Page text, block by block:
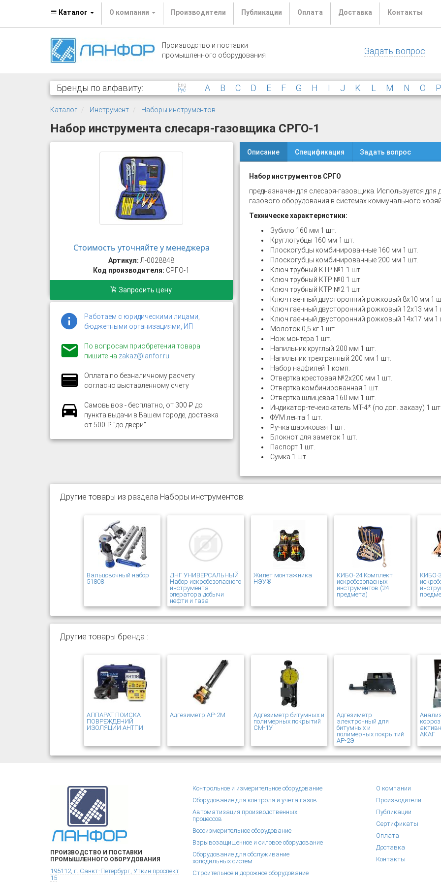
Каталог О компании Производители Публикации Оплата Доставка Контакты
Производство и поставки
промышленного оборудования
Задать вопрос
Бренды по алфавиту:
Eng
Рус
A B C D E F G H I J K L M N O
Каталог Инструмент Наборы инструментов
Набор инструмента слесаря-газовщика СРГО-1
Стоимость уточняйте у менеджера
Артикул: Л-0028848
Код производителя: СРГО-1
Запросить цену
Работаем с юридическими лицами,
бюджетными организациями, ИП
По вопросам приобретения товара
пишите на zakaz@lanfor.ru
Оплата по безналичному расчету
согласно выставленному счету
Самовывоз - бесплатно, от 300 ₽ до
пункта выдачи в Вашем городе, доставка
от 500 ₽ "до двери"
Описание Спецификация Задать вопрос
Набор инструментов СРГО
предназначен для слесаря-газовщика. Используется
газового оборудования в системах коммунального
Техническе характеристики:
Зубило 160 мм 1 шт.
Круглогубцы 160 мм 1 шт.
Плоскогубцы комбинированные 160 мм 1 шт.
Плоскогубцы комбинированные 200 мм 1 шт.
Ключ трубный КТР №1 1 шт.
Ключ трубный КТР №0 1 шт.
Ключ трубный КТР №2 1 шт.
Ключ гаечный двусторонний рожковый 8x10 мм 1
Ключ гаечный двусторонний рожковый 12х13 мм 1
Ключ гаечный двусторонний рожковый 14х17 мм 1
Молоток 0,5 кг 1 шт.
Нож монтера 1 шт.
Напильник круглый 200 мм 1 шт.
Напильник трехгранный 200 мм 1 шт.
Набор надфилей 1 комп.
Отвертка крестовая №2х200 мм 1 шт.
Отвертка комбинированная 1 шт.
Отвертка шлицевая 160 мм 1 шт.
Индикатор-течеискатель МТ-4* (по доп. заказу) 1 шт.
ФУМ лента 1 шт.
Ручка шариковая 1 шт.
Блокнот для заметок 1 шт.
Паспорт 1 шт.
Сумка 1 шт.
Другие товары из раздела Наборы инструментов:
Вальцовочный набор
51808
ДНГ УНИВЕРСАЛЬНЫЙ
Набор искробезопасного
инструмента
оператора добычи
нефти и газа
Жилет монтажника
НЭУ®
КИБО-24 Комплект
искробезопасных
инструментов (24
предмета)
КИБО-
Другие товары бренда :
АППАРАТ ПОИСКА
ПОВРЕЖДЕНИЙ
ИЗОЛЯЦИИ АНТПИ
Адгезиметр АР-2М
Адгезиметр битумных и
полимерных покрытий
СМ-1У
Адгезиметр
электронный для
битумных и
полимерных покрытий
АР-2Э
АКАГ
ПРОИЗВОДСТВО И ПОСТАВКИ
ПРОМЫШЛЕННОГО ОБОРУДОВАНИЯ
195112, г. Санкт-Петербург, Уткин проспект
15
Контрольное и измерительное оборудование
Оборудование для контроля и учета газов
Автоматизация производственных
процессов
Весоизмерительное оборудование
Взрывозащищенное и силовое оборудование
Оборудование для обслуживание
холодильных систем
Строительное и дорожное оборудование
О компании
Производители
Публикации
Сертификаты
Оплата
Доставка
Контакты